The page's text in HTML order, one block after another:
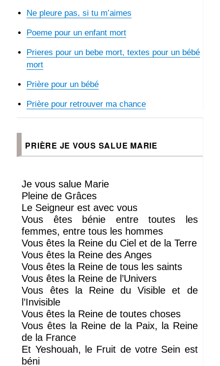
Ne pleure pas, si tu m’aimes
Poeme pour un enfant mort
Prieres pour un bebe mort, textes pour un bébé
mort
Prière pour un bébé
Prière pour retrouver ma chance
PRIÈRE JE VOUS SALUE MARIE
Je vous salue Marie
Pleine de Grâces
Le Seigneur est avec vous
Vous êtes bénie entre toutes les
femmes, entre tous les hommes
Vous êtes la Reine du Ciel et de la Terre
Vous êtes la Reine des Anges
Vous êtes la Reine de tous les saints
Vous êtes la Reine de l’Univers
Vous êtes la Reine du Visible et de
l’Invisible
Vous êtes la Reine de toutes choses
Vous êtes la Reine de la Paix, la Reine
de la France
Et Yeshouah, le Fruit de votre Sein est
béni